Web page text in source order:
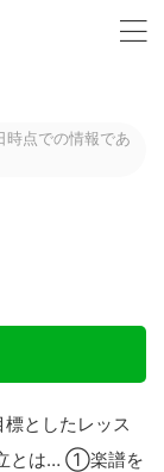
時点での情報であ
としたレッス
とは… ①楽譜を